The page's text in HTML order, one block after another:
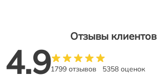
Отзывы клиентов
4.91799 отзывов 5358 оценок